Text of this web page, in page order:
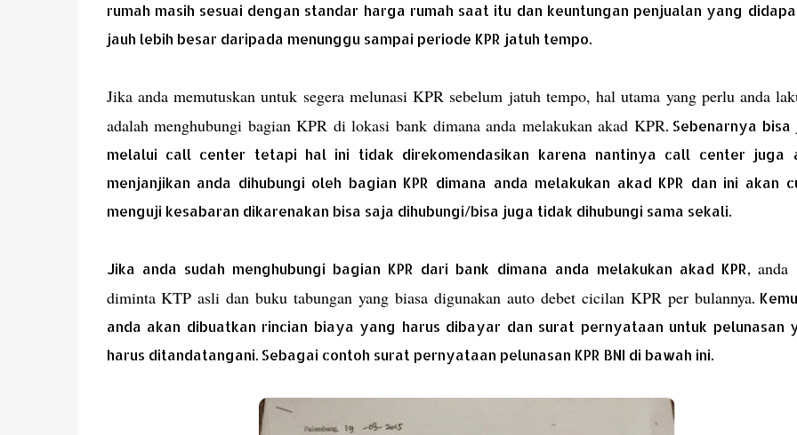
rumah masih sesuai dengan standar harga rumah saat itu dan keuntungan penjualan yang
jauh lebih besar daripada menunggu sampai periode KPR jatuh tempo.
Jika anda memutuskan untuk segera melunasi KPR sebelum jatuh tempo, hal utama yang perlu anda
adalah menghubungi bagian KPR di lokasi bank dimana anda melakukan akad KPR. Sebenarnya bisa
melalui call center tetapi hal ini tidak direkomendasikan karena nantinya call center juga
menjanjikan anda dihubungi oleh bagian KPR dimana anda melakukan akad KPR dan ini akan
menguji kesabaran dikarenakan bisa saja dihubungi/bisa juga tidak dihubungi sama sekali.
Jika anda sudah menghubungi bagian KPR dari bank dimana anda melakukan akad KPR,anda
diminta KTP asli dan buku tabungan yang biasa digunakan auto debet cicilan KPR per bulannya.
anda akan dibuatkan rincian biaya yang harus dibayar dan surat pernyataan untuk pelunasan
harus ditandatangani. Sebagai contoh surat pernyataan pelunasan KPR BNI di bawah ini.